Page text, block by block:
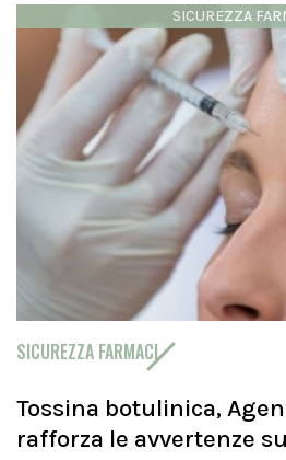
SICUREZZA
SICUREZZA FARMACI
Tossina botulinica,
rafforza le avvertenze